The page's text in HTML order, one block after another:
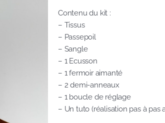
Contenu du kit :
– Tissus
– Passepoil
– Sangle
– 1 Ecusson
– 1 fermoir aimanté
– 2 demi-anneaux
– 1 boucle de réglage
– Un tuto (réalisation pas à